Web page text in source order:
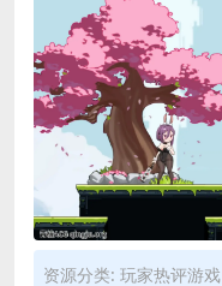
资源分类: 玩家热评游戏